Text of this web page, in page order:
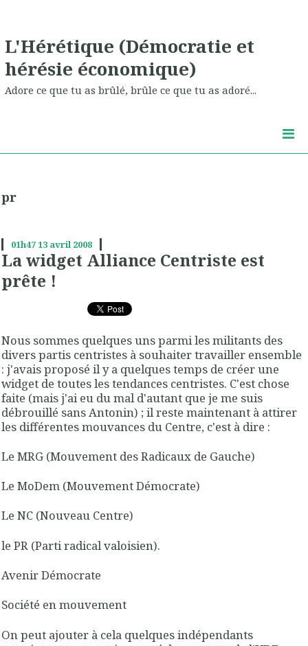
L'Hérétique (Démocratie et
hérésie économique)
Adore ce que tu as brûlé, brûle ce que tu as adoré...
pr
01h4713 avril 2008
La widget Alliance Centriste est
prête !
Nous sommes quelques uns parmi les militants des
divers partis centristes à souhaiter travailler ensemble
: j'avais proposé il y a quelques temps de créer une
widget de toutes les tendances centristes. C'est chose
faite (mais j'ai eu du mal d'autant que je me suis
débrouillé sans Antonin) ; il reste maintenant à attirer
les différentes mouvances du Centre, c'est à dire :
Le MRG (Mouvement des Radicaux de Gauche)
Le MoDem (Mouvement Démocrate)
Le NC (Nouveau Centre)
le PR (Parti radical valoisien).
Avenir Démocrate
Société en mouvement
On peut ajouter à cela quelques indépendants